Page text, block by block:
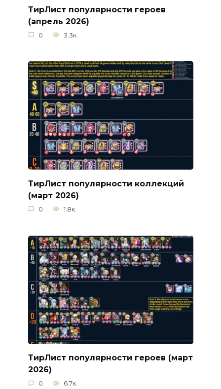
ТирЛист популярности героев
(апрель 2026)
0 3.3к.
ТирЛист популярности коллекций
(март 2026)
0 1.8к.
ТирЛист популярности героев (март
2026)
0 6.7к.